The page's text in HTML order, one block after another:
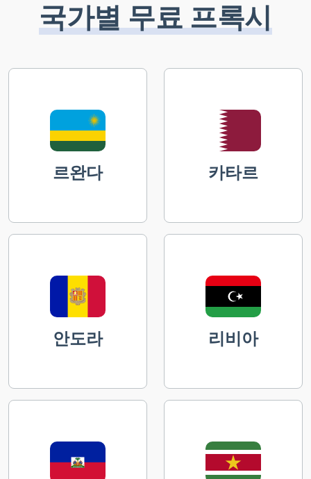
국가별 무료 프록시
르완다 카타르
안도라 리비아